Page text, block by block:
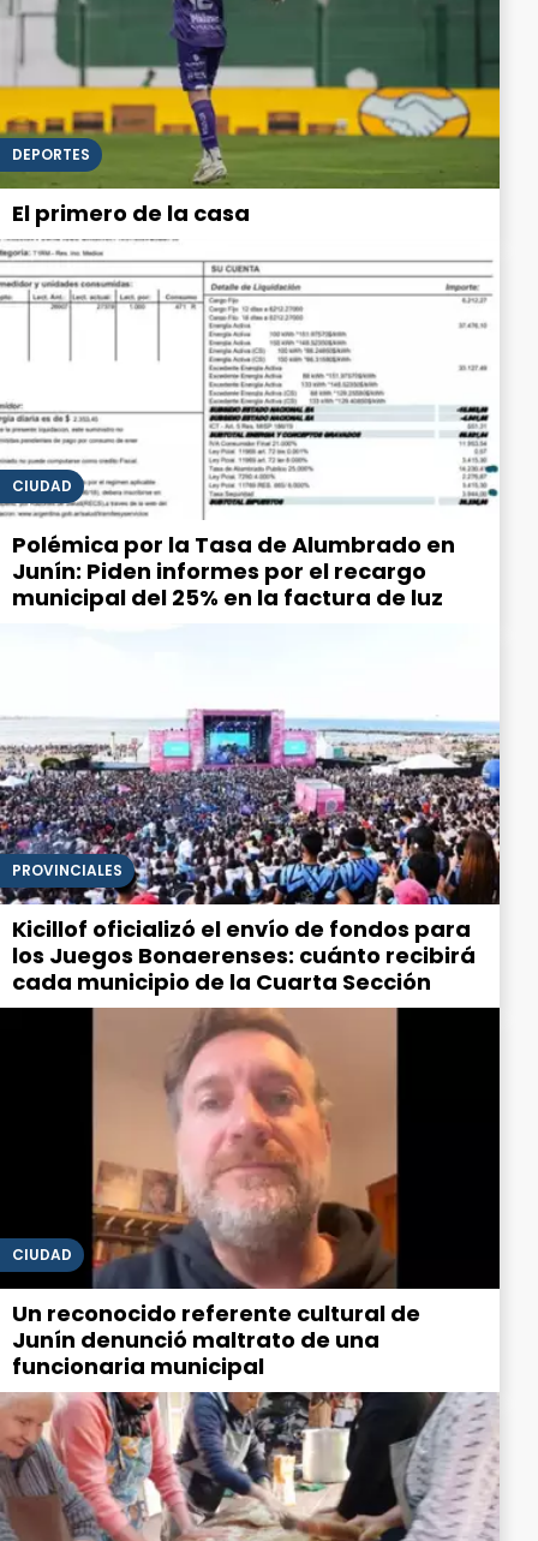
DEPORTES
El primero de la casa
CIUDAD
Polémica por la Tasa de Alumbrado en
Junín: Piden informes por el recargo
municipal del 25% en la factura de luz
PROVINCIALES
Kicillof oficializó el envío de fondos para
los Juegos Bonaerenses: cuánto recibirá
cada municipio de la Cuarta Sección
CIUDAD
Un reconocido referente cultural de
Junín denunció maltrato de una
funcionaria municipal